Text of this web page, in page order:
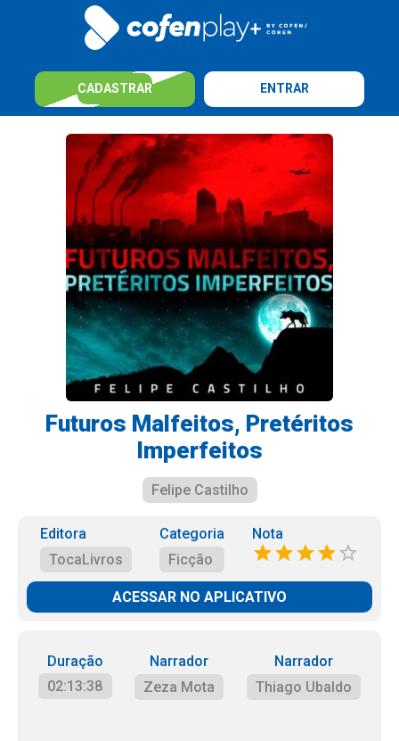
CADASTRAR ENTRAR
Futuros Malfeitos, Pretéritos
Imperfeitos
Felipe Castilho
Editora
TocaLivros
Categoria
Ficção
Nota
ACESSAR NO APLICATIVO
Duração
02:13:38
Narrador
Zeza Mota
Narrador
Thiago Ubaldo